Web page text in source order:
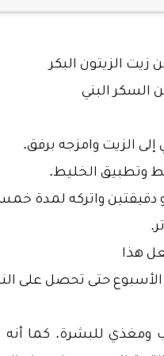
زيت الزيتون البكر
الزيت وامزجه برفق.
وتطبيق الخليط.
دقيقتين واتركه لمدة
هذا
حتى تحصل على
ومغذي للبشرة. كما